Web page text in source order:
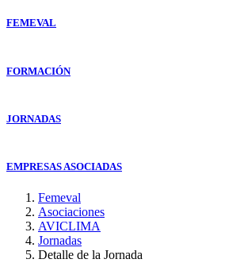
FEMEVAL
FORMACIÓN
JORNADAS
EMPRESAS ASOCIADAS
Femeval
Asociaciones
AVICLIMA
Jornadas
Detalle de la Jornada